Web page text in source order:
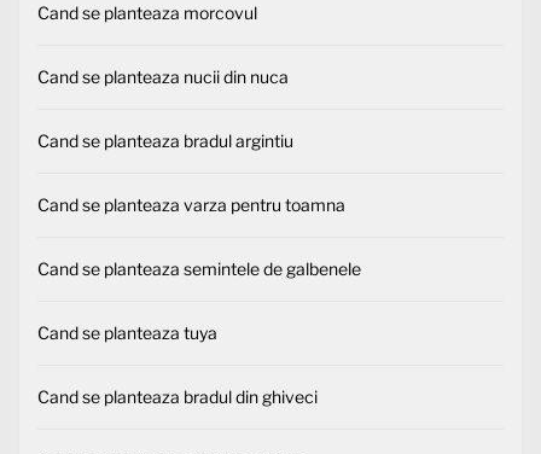
Cand se planteaza morcovul
Cand se planteaza nucii din nuca
Cand se planteaza bradul argintiu
Cand se planteaza varza pentru toamna
Cand se planteaza semintele de galbenele
Cand se planteaza tuya
Cand se planteaza bradul din ghiveci